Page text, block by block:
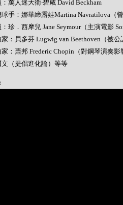
萬人迷大衛‧碧咸 David Beckham
手：娜華締露娃Martina Navratilova（
珍．西摩兒 Jane Seymour（主演電影
：貝多芬 Lugwig van Beethoven（被
：蕭邦 Frederic Chopin（對鋼琴演奏影
（提倡進化論）等等